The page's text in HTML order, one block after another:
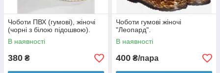
Чоботи ПВХ (гумові), жіночі
(чорні з білою підошвою).
В наявності
380 ₴
Чоботи гумові жіночі
"Леопард".
В наявності
400 ₴/пара